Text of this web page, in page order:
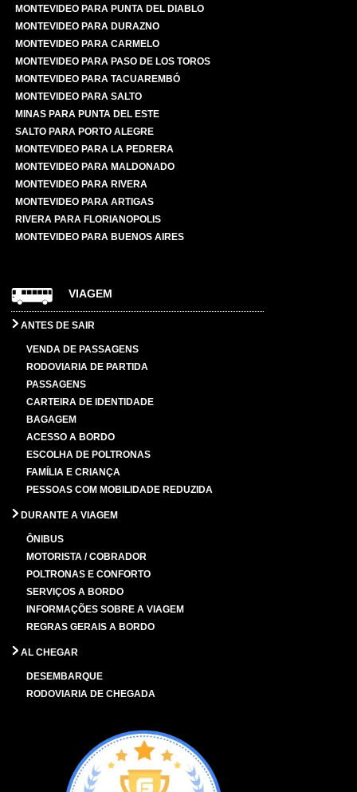
MONTEVIDEO PARA PUNTA DEL DIABLO
MONTEVIDEO PARA DURAZNO
MONTEVIDEO PARA CARMELO
MONTEVIDEO PARA PASO DE LOS TOROS
MONTEVIDEO PARA TACUAREMBÓ
MONTEVIDEO PARA SALTO
MINAS PARA PUNTA DEL ESTE
SALTO PARA PORTO ALEGRE
MONTEVIDEO PARA LA PEDRERA
MONTEVIDEO PARA MALDONADO
MONTEVIDEO PARA RIVERA
MONTEVIDEO PARA ARTIGAS
RIVERA PARA FLORIANOPOLIS
MONTEVIDEO PARA BUENOS AIRES
VIAGEM
ANTES DE SAIR
VENDA DE PASSAGENS
RODOVIARIA DE PARTIDA
PASSAGENS
CARTEIRA DE IDENTIDADE
BAGAGEM
ACESSO A BORDO
ESCOLHA DE POLTRONAS
FAMÍLIA E CRIANÇA
PESSOAS COM MOBILIDADE REDUZIDA
DURANTE A VIAGEM
ÔNIBUS
MOTORISTA / COBRADOR
POLTRONAS E CONFORTO
SERVIÇOS A BORDO
INFORMAÇÕES SOBRE A VIAGEM
REGRAS GERAIS A BORDO
AL CHEGAR
DESEMBARQUE
RODOVIARIA DE CHEGADA